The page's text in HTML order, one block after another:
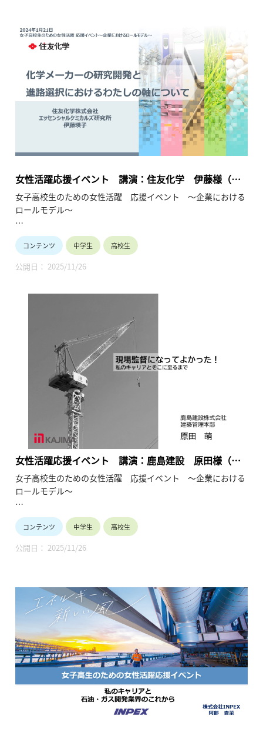
ダイバーシティ、男女共同参画、リケジョが時代のキーワード
になっています。産業界は女子の活躍の場を拡大して参りま
す。お子様や生徒と将来を語り合うきっかけにしてください。
会場：東京大学 生産技術研究所 An棟2F コンベンションホール
主催：一般社団法人 学びのイノベーション・プラットフォー
共催：東京都教育委員会、埼玉県教育委員会
女性活躍応援イベント 講演：住友化学 伊藤様（総
合化学／研究開発）（2024年1月21日）
女子高校生のための女性活躍 応援イベント ～企業における
ロールモデル～
●高等学校女子の皆様へ
将来のありたい自分を考えてみませんか？ 多様な未来の中で、
企業で活躍することは有力な選択肢です。 企業で活躍中の少し
先輩から経験談を聞かせていただく試みです。
になっています。産業界は女子の活躍の場を拡大して参りま
す。お子様や生徒と将来を語り合うきっかけにしてください。
会場：東京大学 生産技術研究所 An棟2F コンベンションホール
主催：一般社団法人 学びのイノベーション・プラットフォー
共催：東京都教育委員会、埼玉県教育委員会
コンテンツ 中学生 高校生
公開日： 2025/11/26
女性活躍応援イベント 講演：鹿島建設 原田様（総
合建設／建築技術）（2024年1月20日）
女子高校生のための女性活躍 応援イベント ～企業における
ロールモデル～
●高等学校女子の皆様へ
将来のありたい自分を考えてみませんか？ 多様な未来の中で、
企業で活躍することは有力な選択肢です。 企業で活躍中の少し
先輩から経験談を聞かせていただく試みです。
ダイバーシティ、男女共同参画、リケジョが時代のキーワード
になっています。産業界は女子の活躍の場を拡大して参りま
す。お子様や生徒と将来を語り合うきっかけにしてください。
会場：東京大学 生産技術研究所 An棟2F コンベンションホール
主催：一般社団法人 学びのイノベーション・プラットフォー
共催：東京都教育委員会、埼玉県教育委員会
コンテンツ 中学生 高校生
公開日： 2025/11/26